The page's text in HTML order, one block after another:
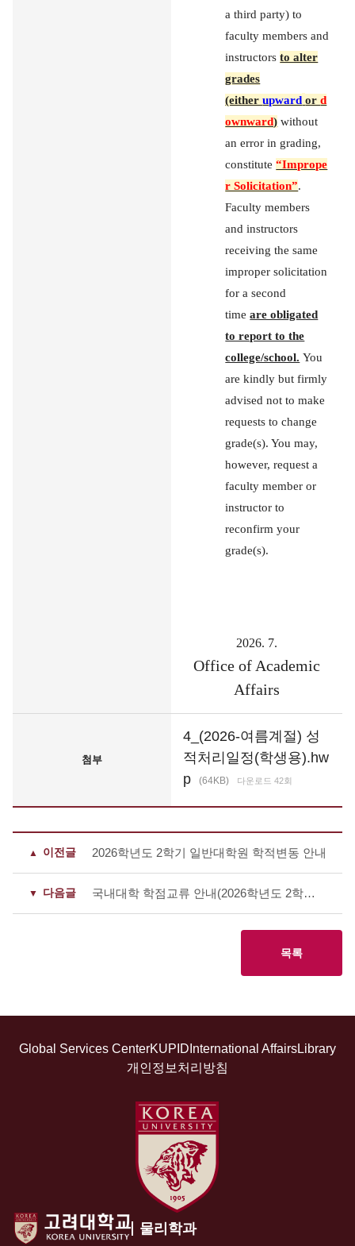
a third party) to
faculty members and
instructorsto alter
grades
(eitherupward ord
ownward) without
an error in grading,
constitute“Imprope
r Solicitation”.
Faculty members
and instructors
receiving the same
improper solicitation
for a second
timeare obligated
to report to the
college/school. You
are kindly but firmly
advised not to make
requests to change
grade(s). You may,
however, request a
faculty member or
instructor to
reconfirm your
grade(s).
2026. 7.
Office of Academic
Affairs
첨부
4_(2026-여름계절) 성
적처리일정(학생용).hw
p
(64KB) 다운로드 42회
이전글 2026학년도 2학기 일반대학원 학적변동 안내
다음글 국내대학 학점교류 안내(2026학년도 2학기) [본교 학생의 타대학 수학(Outgoing)]
목록
Global Services CenterKUPID International AffairsLibrary
개인정보처리방침
물리학과